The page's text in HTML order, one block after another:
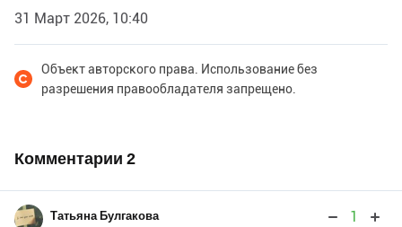
31 Март 2026, 10:40
Объект авторского права. Использование без
разрешения правообладателя запрещено.
Комментарии 2
Татьяна Булгакова 1